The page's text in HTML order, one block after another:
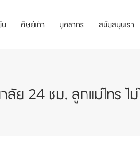
น ศิษย์เก่า บุคลากร สนับสนุนเรา
24 ชม. ลูกแม่ไทร ไม่ไ